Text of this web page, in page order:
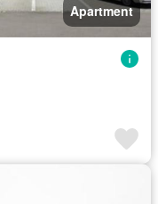
Apartment